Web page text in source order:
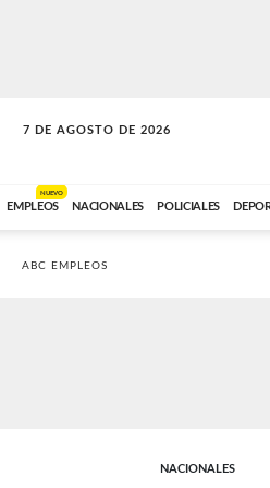
7 DE AGOSTO DE 2026
SOLO MÚSICA
EMPLEOS
NUEVO
NACIONALES POLICIALES
ABC EMPLEOS
NACIONALES